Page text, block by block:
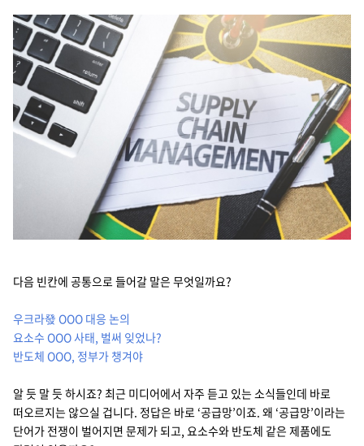
인사이트
인사이트 리포트
고객사례
리소스
회사소개
지속가능경영
뉴스룸
이벤트/웨비나
채용
파트너 지원
다음 빈칸에 공통으로 들어갈 말은 무엇일까요?
우크라發 OOO 대응 논의
요소수 OOO 사태, 벌써 잊었나?
반도체 OOO, 정부가 챙겨야
알 듯 말 듯 하시죠? 최근 미디어에서 자주 듣고 있는 소식들인데 바로
떠오르지는 않으실 겁니다. 정답은 바로 ‘공급망’이죠. 왜 ‘공급망’이라는
단어가 전쟁이 벌어지면 문제가 되고, 요소수와 반도체 같은 제품에도